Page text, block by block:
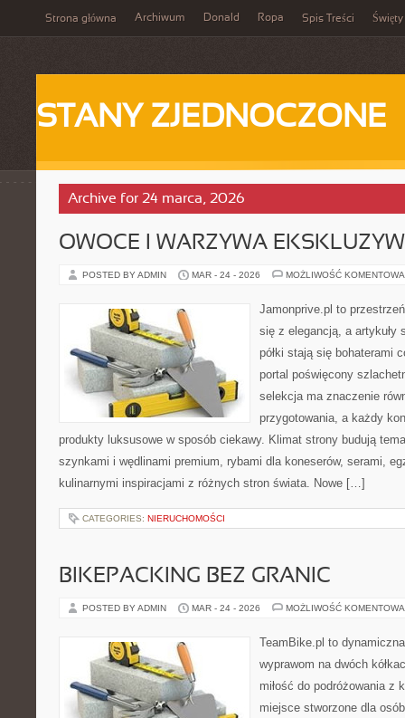
Strona główna Archiwum Donald Ropa Spis Treści Święty
STANY ZJEDNOCZONE
Archive for 24 marca, 2026
OWOCE I WARZYWA
POSTED BY ADMIN MAR - 24 - 2026 MOŻLIWOŚĆ
Jamonprive.pl to
się z elegancją, a artykuły
półki stają się bohaterami
portal poświęcony
selekcja ma znaczenie
przygotowania, a każdy
produkty luksusowe w sposób ciekawy. Klimat strony budują
szynkami i wędlinami premium, rybami dla koneserów, serami,
kulinarnymi inspiracjami z różnych stron świata. Nowe […]
CATEGORIES: NIERUCHOMOŚCI
BIKEPACKING BEZ GRANIC
POSTED BY ADMIN MAR - 24 - 2026 MOŻLIWOŚĆ
TeamBike.pl to
wyprawom na dwóch
miłość do podróżowania z
miejsce stworzone dla